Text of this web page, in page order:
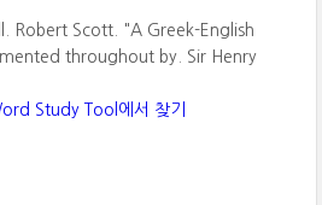
Robert Scott. "A Greek-English
throughout by. Sir Henry
Study Tool에서 찾기